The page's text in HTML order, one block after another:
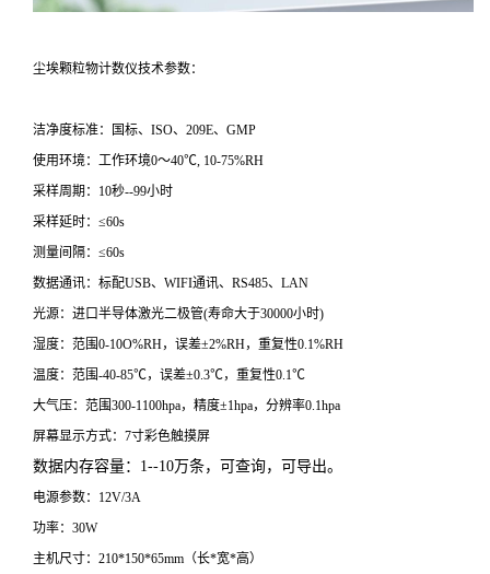
尘埃颗粒物计数仪技术参数：
洁净度标准：国标、ISO、209E、GMP
使用环境：工作环境0～40℃, 10-75%RH
采样周期：10秒--99小时
采样延时：≤60s
测量间隔：≤60s
数据通讯：标配USB、WIFI通讯、RS485、LAN
光源：进口半导体激光二极管(寿命大于30000小时)
湿度：范围0-10O%RH，误差±2%RH，重复性0.1%RH
温度：范围-40-85℃，误差±0.3℃，重复性0.1℃
大气压：范围300-1100hpa，精度±1hpa，分辨率0.1hpa
屏幕显示方式：7寸彩色触摸屏
数据内存容量：1--10万条，可查询，可导出。
电源参数：12V/3A
功率：30W
主机尺寸：210*150*65mm（长*宽*高）